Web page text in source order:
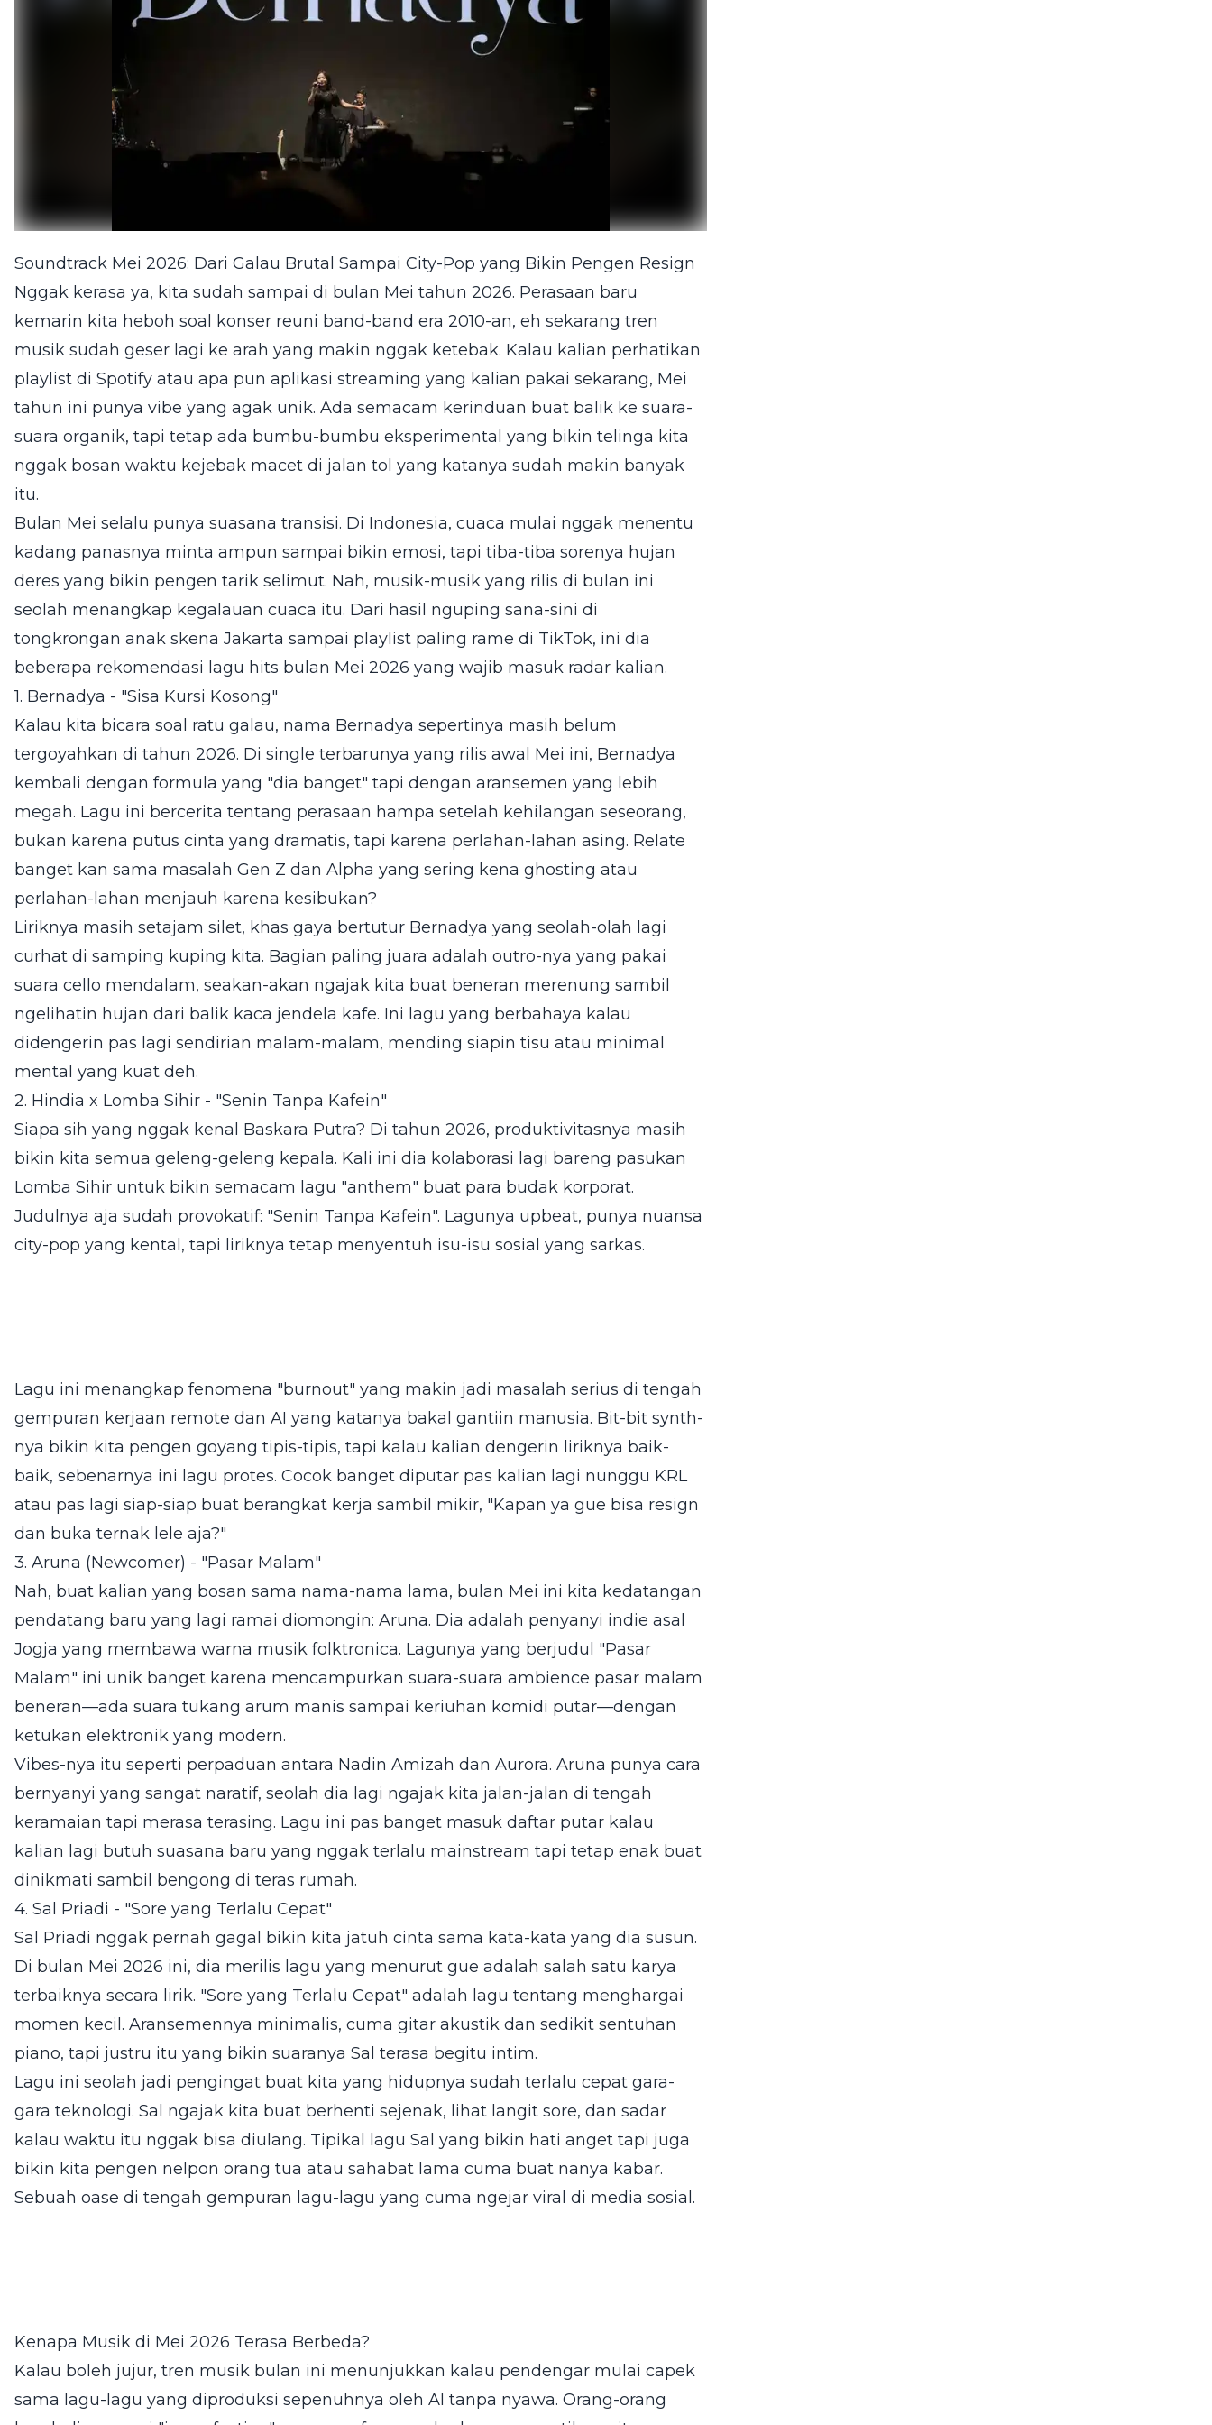
Soundtrack Mei 2026: Dari Galau Brutal Sampai City-Pop yang Bikin Pengen Resign
Nggak kerasa ya, kita sudah sampai di bulan Mei tahun 2026. Perasaan baru
kemarin kita heboh soal konser reuni band-band era 2010-an, eh sekarang tren
musik sudah geser lagi ke arah yang makin nggak ketebak. Kalau kalian perhatikan
playlist di Spotify atau apa pun aplikasi streaming yang kalian pakai sekarang, Mei
tahun ini punya vibe yang agak unik. Ada semacam kerinduan buat balik ke suara-
suara organik, tapi tetap ada bumbu-bumbu eksperimental yang bikin telinga kita
nggak bosan waktu kejebak macet di jalan tol yang katanya sudah makin banyak
itu.
Bulan Mei selalu punya suasana transisi. Di Indonesia, cuaca mulai nggak menentu
kadang panasnya minta ampun sampai bikin emosi, tapi tiba-tiba sorenya hujan
deres yang bikin pengen tarik selimut. Nah, musik-musik yang rilis di bulan ini
seolah menangkap kegalauan cuaca itu. Dari hasil nguping sana-sini di
tongkrongan anak skena Jakarta sampai playlist paling rame di TikTok, ini dia
beberapa rekomendasi lagu hits bulan Mei 2026 yang wajib masuk radar kalian.
1. Bernadya - "Sisa Kursi Kosong"
Kalau kita bicara soal ratu galau, nama Bernadya sepertinya masih belum
tergoyahkan di tahun 2026. Di single terbarunya yang rilis awal Mei ini, Bernadya
kembali dengan formula yang "dia banget" tapi dengan aransemen yang lebih
megah. Lagu ini bercerita tentang perasaan hampa setelah kehilangan seseorang,
bukan karena putus cinta yang dramatis, tapi karena perlahan-lahan asing. Relate
banget kan sama masalah Gen Z dan Alpha yang sering kena ghosting atau
perlahan-lahan menjauh karena kesibukan?
Liriknya masih setajam silet, khas gaya bertutur Bernadya yang seolah-olah lagi
curhat di samping kuping kita. Bagian paling juara adalah outro-nya yang pakai
suara cello mendalam, seakan-akan ngajak kita buat beneran merenung sambil
ngelihatin hujan dari balik kaca jendela kafe. Ini lagu yang berbahaya kalau
didengerin pas lagi sendirian malam-malam, mending siapin tisu atau minimal
mental yang kuat deh.
2. Hindia x Lomba Sihir - "Senin Tanpa Kafein"
Siapa sih yang nggak kenal Baskara Putra? Di tahun 2026, produktivitasnya masih
bikin kita semua geleng-geleng kepala. Kali ini dia kolaborasi lagi bareng pasukan
Lomba Sihir untuk bikin semacam lagu "anthem" buat para budak korporat.
Judulnya aja sudah provokatif: "Senin Tanpa Kafein". Lagunya upbeat, punya nuansa
city-pop yang kental, tapi liriknya tetap menyentuh isu-isu sosial yang sarkas.
Lagu ini menangkap fenomena "burnout" yang makin jadi masalah serius di tengah
gempuran kerjaan remote dan AI yang katanya bakal gantiin manusia. Bit-bit synth-
nya bikin kita pengen goyang tipis-tipis, tapi kalau kalian dengerin liriknya baik-
baik, sebenarnya ini lagu protes. Cocok banget diputar pas kalian lagi nunggu KRL
atau pas lagi siap-siap buat berangkat kerja sambil mikir, "Kapan ya gue bisa resign
dan buka ternak lele aja?"
3. Aruna (Newcomer) - "Pasar Malam"
Nah, buat kalian yang bosan sama nama-nama lama, bulan Mei ini kita kedatangan
pendatang baru yang lagi ramai diomongin: Aruna. Dia adalah penyanyi indie asal
Jogja yang membawa warna musik folktronica. Lagunya yang berjudul "Pasar
Malam" ini unik banget karena mencampurkan suara-suara ambience pasar malam
beneran—ada suara tukang arum manis sampai keriuhan komidi putar—dengan
ketukan elektronik yang modern.
Vibes-nya itu seperti perpaduan antara Nadin Amizah dan Aurora. Aruna punya cara
bernyanyi yang sangat naratif, seolah dia lagi ngajak kita jalan-jalan di tengah
keramaian tapi merasa terasing. Lagu ini pas banget masuk daftar putar kalau
kalian lagi butuh suasana baru yang nggak terlalu mainstream tapi tetap enak buat
dinikmati sambil bengong di teras rumah.
4. Sal Priadi - "Sore yang Terlalu Cepat"
Sal Priadi nggak pernah gagal bikin kita jatuh cinta sama kata-kata yang dia susun.
Di bulan Mei 2026 ini, dia merilis lagu yang menurut gue adalah salah satu karya
terbaiknya secara lirik. "Sore yang Terlalu Cepat" adalah lagu tentang menghargai
momen kecil. Aransemennya minimalis, cuma gitar akustik dan sedikit sentuhan
piano, tapi justru itu yang bikin suaranya Sal terasa begitu intim.
Lagu ini seolah jadi pengingat buat kita yang hidupnya sudah terlalu cepat gara-
gara teknologi. Sal ngajak kita buat berhenti sejenak, lihat langit sore, dan sadar
kalau waktu itu nggak bisa diulang. Tipikal lagu Sal yang bikin hati anget tapi juga
bikin kita pengen nelpon orang tua atau sahabat lama cuma buat nanya kabar.
Sebuah oase di tengah gempuran lagu-lagu yang cuma ngejar viral di media sosial.
Kenapa Musik di Mei 2026 Terasa Berbeda?
Kalau boleh jujur, tren musik bulan ini menunjukkan kalau pendengar mulai capek
sama lagu-lagu yang diproduksi sepenuhnya oleh AI tanpa nyawa. Orang-orang